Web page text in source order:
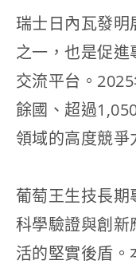
瑞士日內瓦發
之一，也是促
交流平台。
餘國、超過
領域的高度競爭
葡萄王生技長
科學驗證與創新
活的堅實後盾